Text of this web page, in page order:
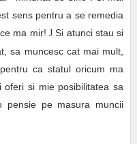
sens pentru a se remedia
ma mir!J Si atunci stau si
sa muncesc cat mai mult,
ca statul oricum ma
oferi si mie posibilitatea sa
pe masura muncii